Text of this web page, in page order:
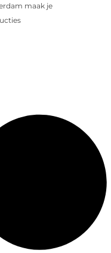
maak je